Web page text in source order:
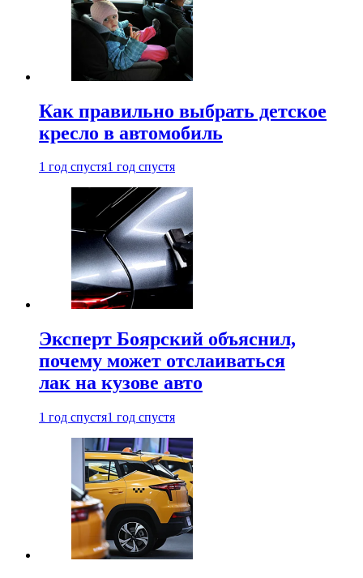
Как правильно выбрать детское
кресло в автомобиль
1 год спустя1 год спустя
Эксперт Боярский объяснил,
почему может отслаиваться
лак на кузове авто
1 год спустя1 год спустя